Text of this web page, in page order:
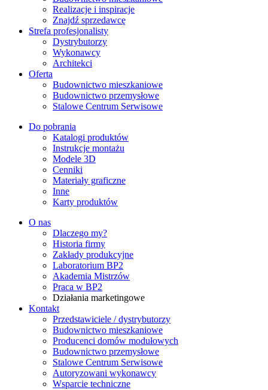
Realizacje i inspiracje
Znajdź sprzedawcę
Strefa profesjonalisty
Dystrybutorzy
Wykonawcy
Architekci
Oferta
Budownictwo mieszkaniowe
Budownictwo przemysłowe
Stalowe Centrum Serwisowe
Do pobrania
Katalogi produktów
Instrukcje montażu
Modele 3D
Cenniki
Materiały graficzne
Inne
Karty produktów
O nas
Dlaczego my?
Historia firmy
Zakłady produkcyjne
Laboratorium BP2
Akademia Mistrzów
Praca w BP2
Działania marketingowe
Kontakt
Przedstawiciele / dystrybutorzy
Budownictwo mieszkaniowe
Producenci domów modułowych
Budownictwo przemysłowe
Stalowe Centrum Serwisowe
Autoryzowani wykonawcy
Wsparcie techniczne